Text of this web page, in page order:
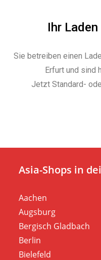
Ihr
Sie betreiben einen
Erfurt und sind
Jetzt Standard-
Asia-Shops in
Aachen
Augsburg
Bergisch Gladbach
Berlin
Bielefeld